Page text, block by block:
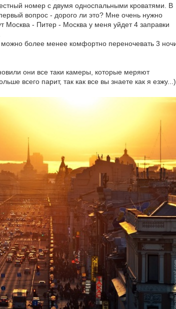
номер с двумя односпальными кроватями. В
вопрос - дорого ли это? Мне очень нужно
Москва - Питер - Москва у меня уйдет 4 заправки
более менее комфортно переночевать 3
они все таки камеры, которые меряют
всего парит, так как все вы знаете как я